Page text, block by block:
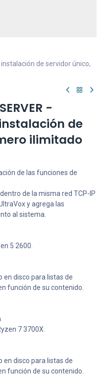
instalación de servidor único,
-
de
ilimitado
de las funciones de
de la misma red TCP-IP
y agrega las
al sistema.
5 2600.
en disco para listas de
función de su contenido.
7 3700X.
en disco para listas de
función de su contenido.